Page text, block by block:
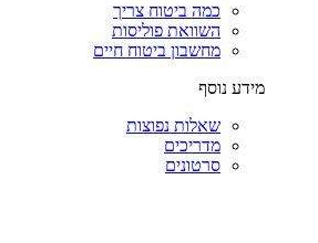
כמה ביטוח צריך
השוואת פוליסות
מחשבון ביטוח חיים
מידע נוסף
שאלות נפוצות
מדריכים
סרטונים